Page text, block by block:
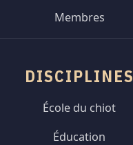
Membres
DISCIPLINES
École du chiot
Éducation